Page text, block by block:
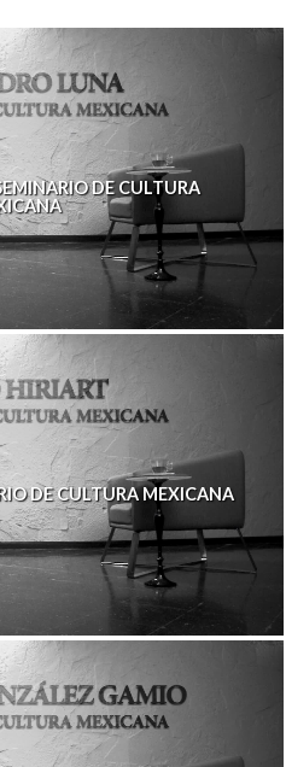
DE CULTURA
DE CULTURA MEXICANA